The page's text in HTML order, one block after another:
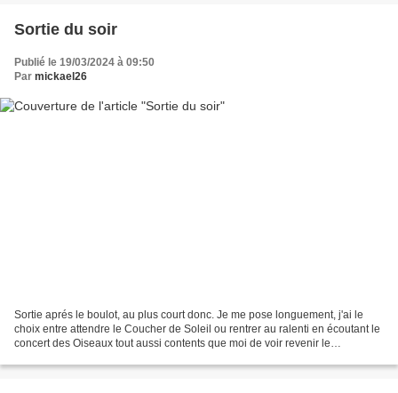
Sortie du soir
Publié le 19/03/2024 à 09:50
Par mickael26
Sortie aprés le boulot, au plus court donc. Je me pose longuement, j'ai le
choix entre attendre le Coucher de Soleil ou rentrer au ralenti en écoutant le
concert des Oiseaux tout aussi contents que moi de voir revenir le